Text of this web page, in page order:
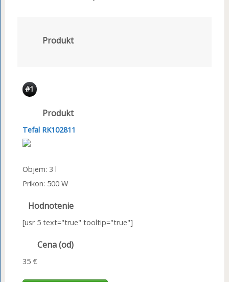
Produkt
#1
Produkt
Tefal RK102811
Objem: 3 l
Príkon: 500 W
Hodnotenie
[usr 5 text="true" tooltip="true"]
Cena (od)
35 €